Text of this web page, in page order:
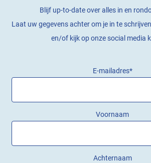
Blijf up-to-date over alles in en
Laat uw gegevens achter om je in te
en/of kijk op onze social media
E-mailadres*
Voornaam
Achternaam